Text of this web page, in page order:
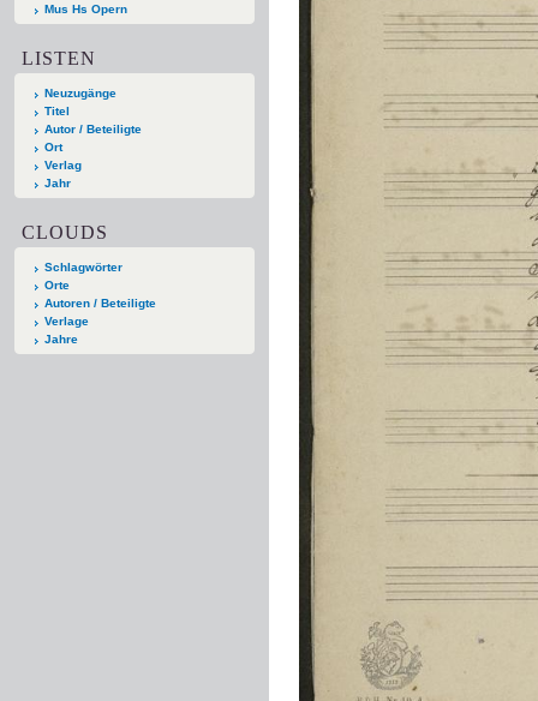
Mus Hs Opern
LISTEN
Neuzugänge
Titel
Autor / Beteiligte
Ort
Verlag
Jahr
CLOUDS
Schlagwörter
Orte
Autoren / Beteiligte
Verlage
Jahre